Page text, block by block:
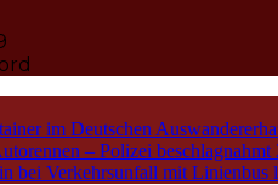
im Deutschen
– Polizei beschlagnahmt
bei Verkehrsunfall mit Linienbus